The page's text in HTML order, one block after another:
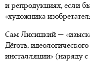
и репродукциях, если
«художника-
Сам Лисицкий —
Дёготь,
инсталляции» (наряду